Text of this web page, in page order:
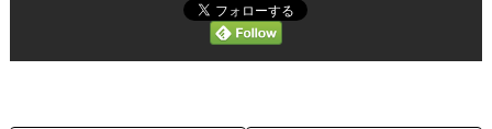
ー